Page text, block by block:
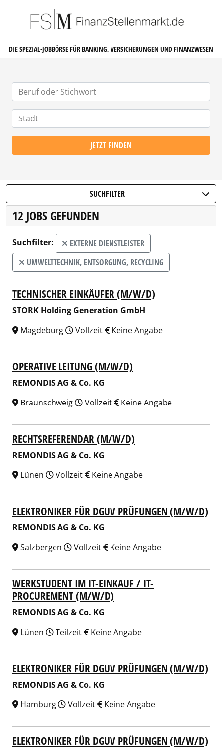
DIE SPEZIAL-JOBBÖRSE FÜR BANKING, VERSICHERUNGEN UND FINANZWESEN
JETZT FINDEN
SUCHFILTER
12 JOBS GEFUNDEN
Suchfilter:
EXTERNE DIENSTLEISTER
UMWELTTECHNIK, ENTSORGUNG, RECYCLING
TECHNISCHER EINKÄUFER (M/W/D)
STORK Holding Generation GmbH
Magdeburg
Vollzeit Keine Angabe
OPERATIVE LEITUNG (M/W/D)
REMONDIS AG & Co. KG
Braunschweig
Vollzeit Keine Angabe
RECHTSREFERENDAR (M/W/D)
REMONDIS AG & Co. KG
Lünen
Vollzeit Keine Angabe
ELEKTRONIKER FÜR DGUV PRÜFUNGEN (M/W/D)
REMONDIS AG & Co. KG
Salzbergen
Vollzeit Keine Angabe
WERKSTUDENT IM IT-EINKAUF / IT-
PROCUREMENT (M/W/D)
REMONDIS AG & Co. KG
Lünen
Teilzeit Keine Angabe
ELEKTRONIKER FÜR DGUV PRÜFUNGEN (M/W/D)
REMONDIS AG & Co. KG
Hamburg
Vollzeit Keine Angabe
ELEKTRONIKER FÜR DGUV PRÜFUNGEN (M/W/D)